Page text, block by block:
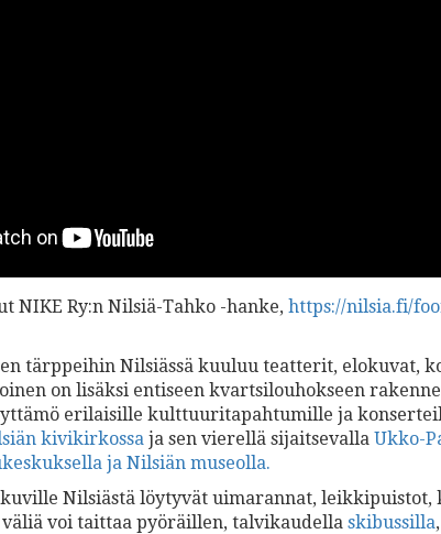
NIKE Ry:n Nilsiä-Tahko -hanke, https://nilsia.fi/
tärppeihin Nilsiässä kuuluu teatterit, elokuvat,
on lisäksi entiseen kvartsilouhokseen
erilaisille kulttuuritapahtumille ja
kivikirkossa ja sen vierellä sijaitsevalla Ukko-
ja Nilsiän museolla.
Nilsiästä löytyvät uimarannat,
voi taittaa pyöräillen, talvikaudella skibussilla,